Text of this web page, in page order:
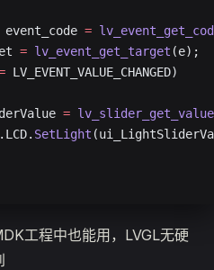
event_code =
= lv_event_get_target (e);
LV_EVENT_VALUE_CHANGED)
= lv_slider_get_value
SetLight
工程中也能用，LVGL无硬